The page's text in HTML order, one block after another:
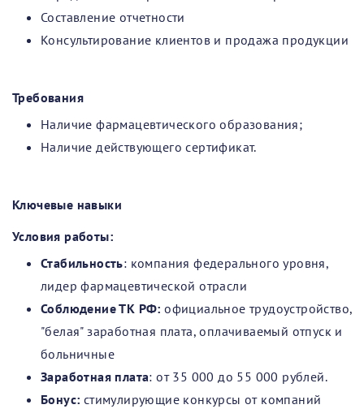
Составление отчетности
Консультирование клиентов и продажа продукции
Требования
Наличие фармацевтического образования;
Наличие действующего сертификат.
Ключевые навыки
Условия работы:
Стабильность: компания федерального уровня,
лидер фармацевтической отрасли
Соблюдение ТК РФ: официальное трудоустройство,
"белая" заработная плата, оплачиваемый отпуск и
больничные
Заработная плата: от 35 000 до 55 000 рублей.
Бонус: стимулирующие конкурсы от компаний